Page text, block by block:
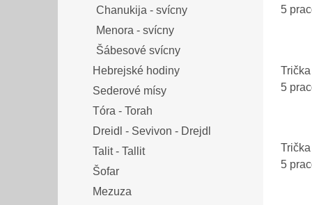
Chanukija - svícny
Menora - svícny
Šábesové svícny
Hebrejské hodiny
Sederové mísy
Tóra - Torah
Dreidl - Sevivon - Drejdl
Talit - Tallit
Šofar
Mezuza
5
5
5